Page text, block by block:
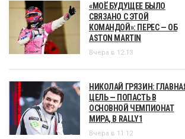
«МОЁ БУДУЩЕЕ БЫЛО
СВЯЗАНО С ЭТОЙ
КОМАНДОЙ»: ПЕРЕС — ОБ
ASTON MARTIN
Вчера в 12:13
НИКОЛАЙ ГРЯЗИН:
ЦЕЛЬ — ПОПАСТЬ В
ОСНОВНОЙ ЧЕМПИОНАТ
МИРА, В RALLY1
Вчера в 11:12